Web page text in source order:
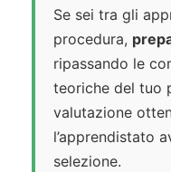
Se sei tra gli
procedura,
ripassando le
teoriche del tuo
valutazione
l’apprendistato
selezione.